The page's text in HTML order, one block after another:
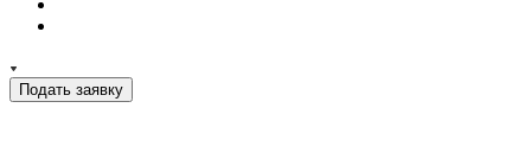
Подать заявку